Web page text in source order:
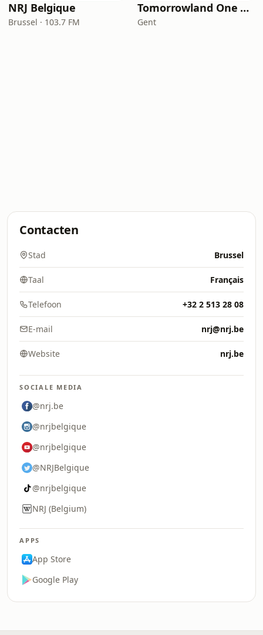
NRJ Belgique
Brussel · 103.7 FM
Tomorrowland One World Radio
Gent
Contacten
Stad Brussel
Taal Français
Telefoon +32 2 513 28 08
E-mail nrj@nrj.be
Website nrj.be
SOCIALE MEDIA
@nrj.be
@nrjbelgique
@nrjbelgique
@NRJBelgique
@nrjbelgique
NRJ (Belgium)
APPS
App Store
Google Play